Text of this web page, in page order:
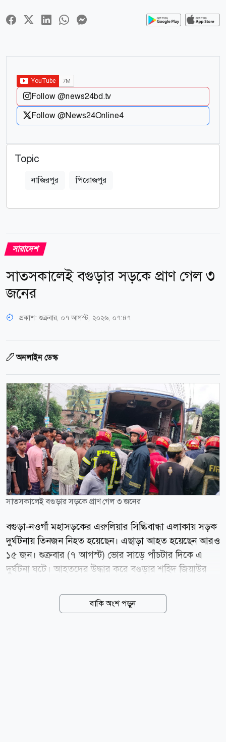
Follow @news24bd.tv
Follow @News24Online4
Topic
নাজিরপুর পিরোজপুর
সারাদেশ
সাতসকালেই বগুড়ার সড়কে প্রাণ গেল ৩
জনের
প্রকাশ: শুক্রবার, ০৭ আগস্ট, ২০২৬, ০৭:৪৭
অনলাইন ডেস্ক
সাতসকালেই বগুড়ার সড়কে প্রাণ গেল ৩ জনের
বগুড়া-নওগাঁ মহাসড়কের এরুলিয়ার সিল্কিবান্ধা এলাকায় সড়ক
দুর্ঘটনায় তিনজন নিহত হয়েছেন। এছাড়া আহত হয়েছেন আরও
১৫ জন। শুক্রবার (৭ আগস্ট) ভোর সাড়ে পাঁচটার দিকে এ
দুর্ঘটনা ঘটে। আহতদের উদ্ধার করে বগুড়ার শহিদ জিয়াউর
জানায়, শুক্রবার ভোর সাড়ে ৫টার দিকে বগুড়া-নওগাঁ
মহাসড়কের এরুলিয়া সিল্কিবান্ধা এলাকায় ঢাকা থেকে
বাকি অংশ পড়ুন